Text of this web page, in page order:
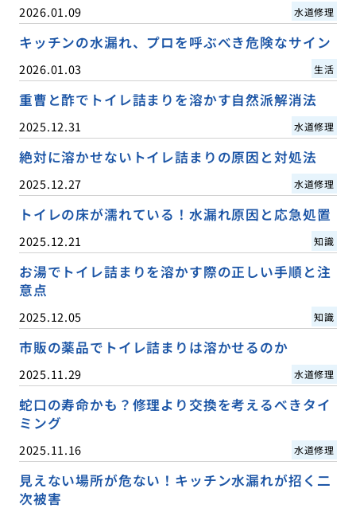
2026.01.09 水道修理
キッチンの水漏れ、プロを呼ぶべき危険なサイン
2026.01.03 生活
重曹と酢でトイレ詰まりを溶かす自然派解消法
2025.12.31 水道修理
絶対に溶かせないトイレ詰まりの原因と対処法
2025.12.27 水道修理
トイレの床が濡れている！水漏れ原因と応急処置
2025.12.21 知識
お湯でトイレ詰まりを溶かす際の正しい手順と注
意点
2025.12.05 知識
市販の薬品でトイレ詰まりは溶かせるのか
2025.11.29 水道修理
蛇口の寿命かも？修理より交換を考えるべきタイ
ミング
2025.11.16 水道修理
見えない場所が危ない！キッチン水漏れが招く二
次被害